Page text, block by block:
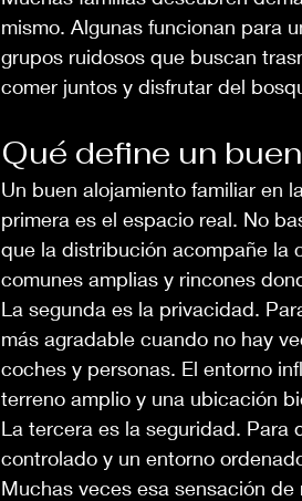
mismo. Algunas funcionan para
grupos ruidosos que buscan
comer juntos y disfrutar del
Qué define un
Un buen alojamiento familiar en
primera es el espacio real. No
que la distribución acompañe la
comunes amplias y rincones
La segunda es la privacidad.
más agradable cuando no hay
coches y personas. El entorno
terreno amplio y una ubicación
La tercera es la seguridad. Para
controlado y un entorno
Muchas veces esa sensación